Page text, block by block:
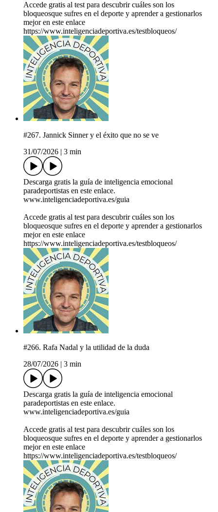
Accede gratis al test para descubrir cuáles son los
bloqueosque sufres en el deporte y aprender a gestionarlos
mejor en este enlace
⁠⁠https://www.inteligenciadeportiva.es/testbloqueos/⁠⁠
#267. Jannick Sinner y el éxito que no se ve
31/07/2026
3 min
Descarga gratis la guía de inteligencia emocional
paradeportistas en este enlace.
⁠www.inteligenciadeportiva.es/guia⁠
Accede gratis al test para descubrir cuáles son los
bloqueosque sufres en el deporte y aprender a gestionarlos
mejor en este enlace
⁠https://www.inteligenciadeportiva.es/testbloqueos/⁠
#266. Rafa Nadal y la utilidad de la duda
28/07/2026
3 min
Descarga gratis la guía de inteligencia emocional
paradeportistas en este enlace.
www.inteligenciadeportiva.es/guia
Accede gratis al test para descubrir cuáles son los
bloqueosque sufres en el deporte y aprender a gestionarlos
mejor en este enlace
https://www.inteligenciadeportiva.es/testbloqueos/